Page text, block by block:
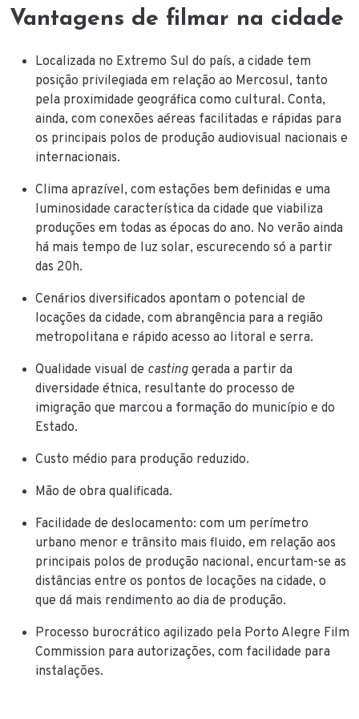
Vantagens de filmar na cidade
Localizada no Extremo Sul do país, a cidade tem
posição privilegiada em relação ao Mercosul, tanto
pela proximidade geográfica como cultural. Conta,
ainda, com conexões aéreas facilitadas e rápidas para
os principais polos de produção audiovisual nacionais e
internacionais.
Clima aprazível, com estações bem definidas e uma
luminosidade característica da cidade que viabiliza
produções em todas as épocas do ano. No verão ainda
há mais tempo de luz solar, escurecendo só a partir
das 20h.
Cenários diversificados apontam o potencial de
locações da cidade, com abrangência para a região
metropolitana e rápido acesso ao litoral e serra.
Qualidade visual de casting gerada a partir da
diversidade étnica, resultante do processo de
imigração que marcou a formação do município e do
Estado.
Custo médio para produção reduzido.
Mão de obra qualificada.
Facilidade de deslocamento: com um perímetro
urbano menor e trânsito mais fluido, em relação aos
principais polos de produção nacional, encurtam-se as
distâncias entre os pontos de locações na cidade, o
que dá mais rendimento ao dia de produção.
Processo burocrático agilizado pela Porto Alegre Film
Commission para autorizações, com facilidade para
instalações.